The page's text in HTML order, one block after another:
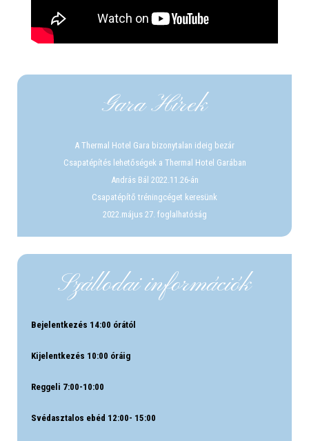
Gara Hírek
A Thermal Hotel Gara bizonytalan ideig bezár
Csapatépítés lehetőségek a Thermal Hotel Garában
András Bál 2022.11.26-án
Csapatépítő tréningcéget keresünk
2022.május 27. foglalhatóság
Szállodai információk
Bejelentkezés 14:00 órától
Kijelentkezés 10:00 óráig
Reggeli 7:00-10:00
Svédasztalos ebéd 12:00- 15:00